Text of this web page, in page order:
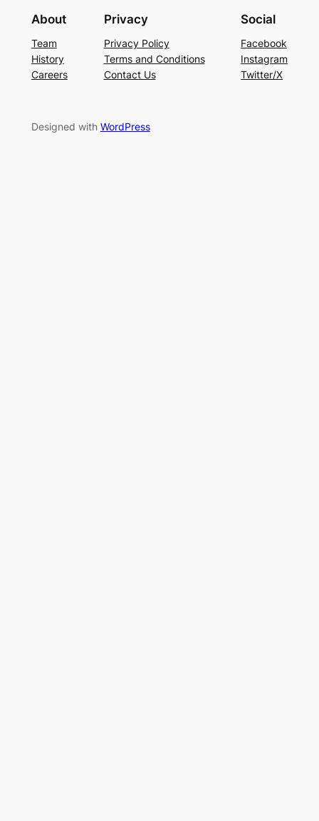
About
Team
History
Careers
Privacy
Privacy Policy
Terms and Conditions
Contact Us
Social
Facebook
Instagram
Twitter/X
Designed with WordPress